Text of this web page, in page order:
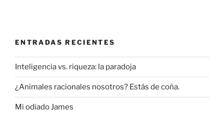
ENTRADAS RECIENTES
Inteligencia vs. riqueza: la paradoja
¿Animales racionales nosotros? Estás de coña.
Mi odiado James